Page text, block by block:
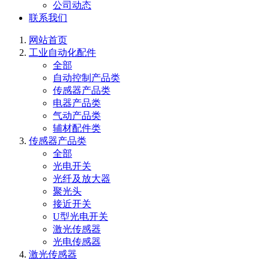
公司动态
联系我们
网站首页
工业自动化配件
全部
自动控制产品类
传感器产品类
电器产品类
气动产品类
辅材配件类
传感器产品类
全部
光电开关
光纤及放大器
聚光头
接近开关
U型光电开关
激光传感器
光电传感器
激光传感器